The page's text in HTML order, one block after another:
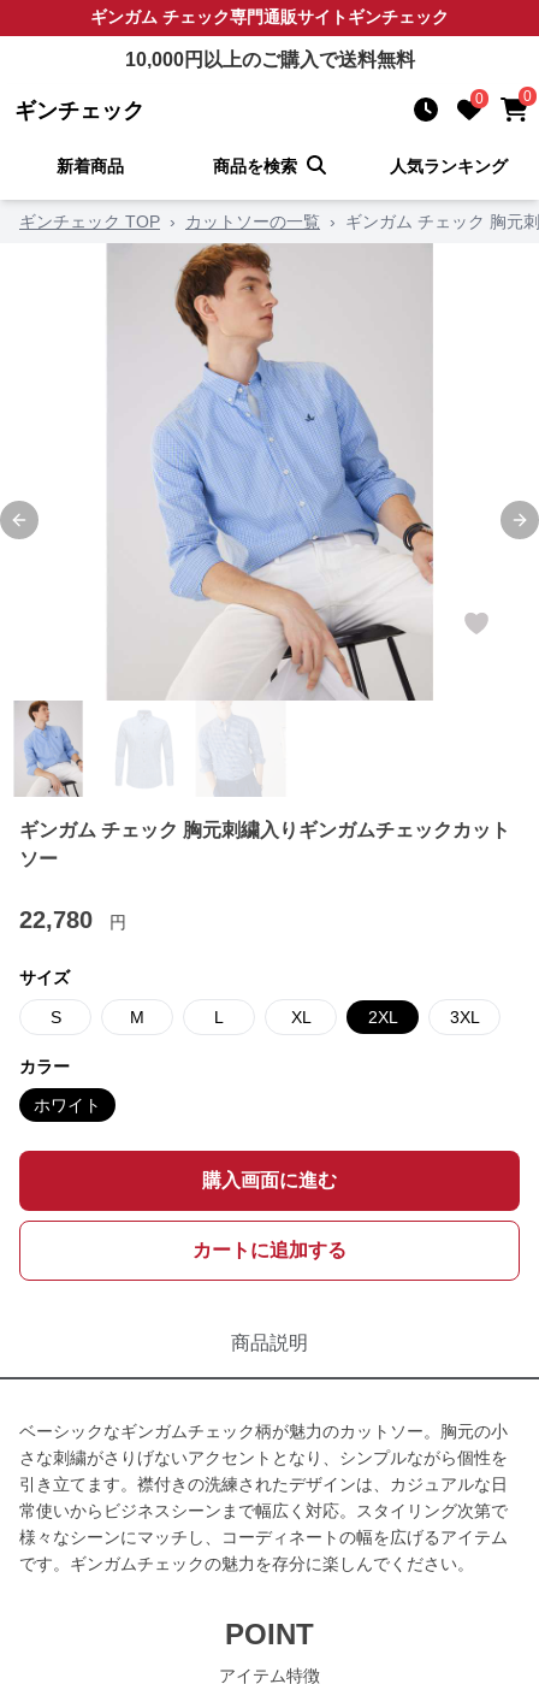
ギンガム チェック専門通販サイトギンチェック
10,000円以上のご購入で送料無料
ギンチェック 0 0
新着商品 商品を検索 人気ランキング
ギンチェック TOP › カットソーの一覧 › ギンガム チェック 胸元
Previous slide
ギンガム チェック 胸元刺繍入りギンガムチェックカット
ソー
22,780 円
サイズ
S M L XL 2XL 3XL
カラー
ホワイト
購入画面に進む
カートに追加する
商品説明
ベーシックなギンガムチェック柄が魅力のカットソー。胸元の小
さな刺繍がさりげないアクセントとなり、シンプルながら個性を
引き立てます。襟付きの洗練されたデザインは、カジュアルな日
常使いからビジネスシーンまで幅広く対応。スタイリング次第で
様々なシーンにマッチし、コーディネートの幅を広げるアイテム
です。ギンガムチェックの魅力を存分に楽しんでください。
POINT
アイテム特徴